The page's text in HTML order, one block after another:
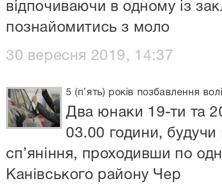
відпочиваючи в одному із
познайомитись з моло
30 вересня 2019, 14:37
5 (п’ять) років позбавлення
Два юнаки 19-ти та
03.00 години, будучи
сп’яніння, проходивши по
Канівського району Чер